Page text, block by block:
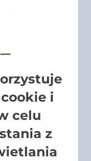
i środków
(np.
roślin cieczą
i
celu
z